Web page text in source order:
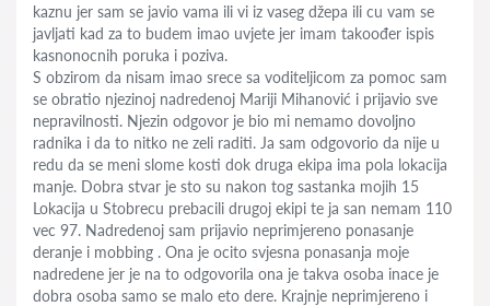
kaznu jer sam se javio vama ili vi iz vaseg džepa ili cu vam se
javljati kad za to budem imao uvjete jer imam takoođer ispis
kasnonocnih poruka i poziva.
S obzirom da nisam imao srece sa voditeljicom za pomoc sam
se obratio njezinoj nadredenoj Mariji Mihanović i prijavio sve
nepravilnosti. Njezin odgovor je bio mi nemamo dovoljno
radnika i da to nitko ne zeli raditi. Ja sam odgovorio da nije u
redu da se meni slome kosti dok druga ekipa ima pola lokacija
manje. Dobra stvar je sto su nakon tog sastanka mojih 15
Lokacija u Stobrecu prebacili drugoj ekipi te ja san nemam 110
vec 97. Nadredenoj sam prijavio neprimjereno ponasanje
deranje i mobbing . Ona je ocito svjesna ponasanja moje
nadredene jer je na to odgovorila ona je takva osoba inace je
dobra osoba samo se malo eto dere. Krajnje neprimjereno i